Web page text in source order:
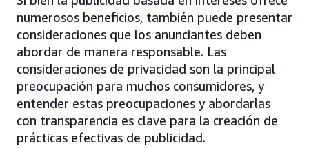
numerosos beneficios, también puede presentar
consideraciones que los anunciantes deben
abordar de manera responsable. Las
consideraciones de privacidad son la principal
preocupación para muchos consumidores, y
entender estas preocupaciones y abordarlas
con transparencia es clave para la creación de
prácticas efectivas de publicidad.